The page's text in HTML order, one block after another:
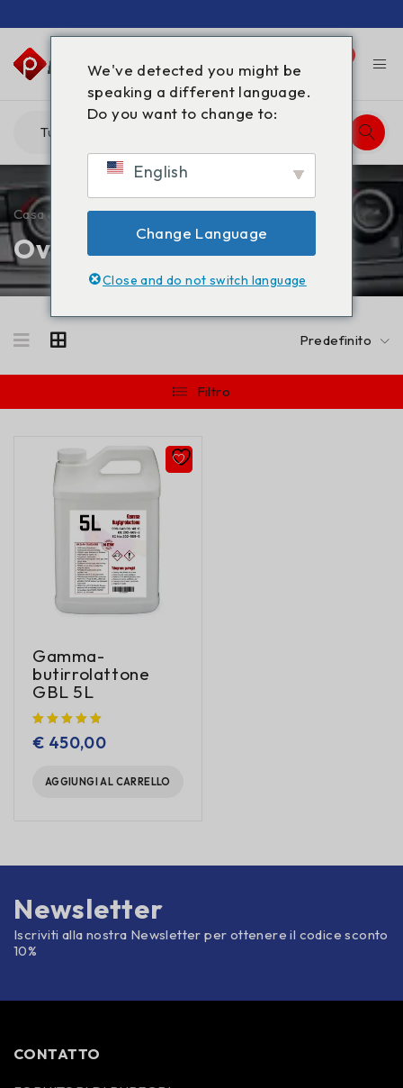
Overdose di GBL
Casa / Prodotti taggati “GBL overdose”
Predefinito
Filtro
Gamma-
butirrolattone
GBL 5L
€ 450,00
AGGIUNGI AL CARRELLO
Newsletter
Iscriviti alla nostra Newsletter per ottenere il codice sconto
10%
CONTATTO
We've detected you might be
speaking a different language.
Do you want to change to:
English
Change Language
Close and do not switch language